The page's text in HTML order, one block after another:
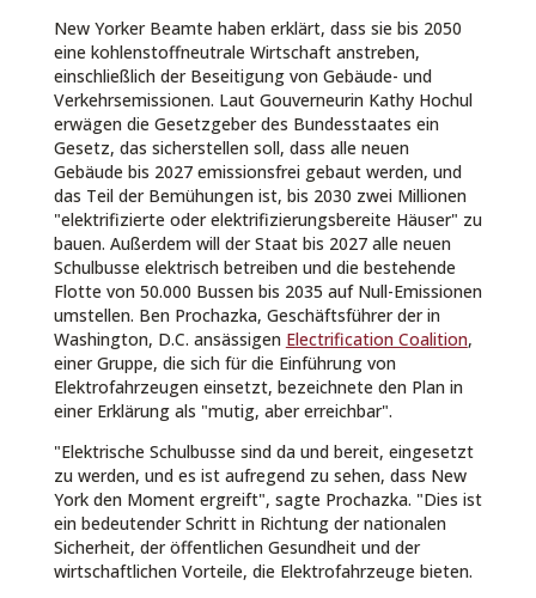
New Yorker Beamte haben erklärt, dass sie bis 2050
eine kohlenstoffneutrale Wirtschaft anstreben,
einschließlich der Beseitigung von Gebäude- und
Verkehrsemissionen. Laut Gouverneurin Kathy Hochul
erwägen die Gesetzgeber des Bundesstaates ein
Gesetz, das sicherstellen soll, dass alle neuen
Gebäude bis 2027 emissionsfrei gebaut werden, und
das Teil der Bemühungen ist, bis 2030 zwei Millionen
"elektrifizierte oder elektrifizierungsbereite Häuser" zu
bauen. Außerdem will der Staat bis 2027 alle neuen
Schulbusse elektrisch betreiben und die bestehende
Flotte von 50.000 Bussen bis 2035 auf Null-Emissionen
umstellen. Ben Prochazka, Geschäftsführer der in
Washington, D.C. ansässigen Electrification Coalition,
einer Gruppe, die sich für die Einführung von
Elektrofahrzeugen einsetzt, bezeichnete den Plan in
einer Erklärung als "mutig, aber erreichbar".
"Elektrische Schulbusse sind da und bereit, eingesetzt
zu werden, und es ist aufregend zu sehen, dass New
York den Moment ergreift", sagte Prochazka. "Dies ist
ein bedeutender Schritt in Richtung der nationalen
Sicherheit, der öffentlichen Gesundheit und der
wirtschaftlichen Vorteile, die Elektrofahrzeuge bieten.